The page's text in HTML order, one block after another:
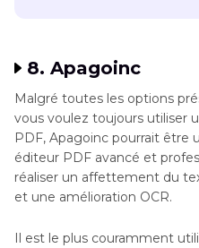
8. Apagoinc
Malgré toutes les options
vous voulez toujours utiliser
PDF, Apagoinc pourrait être
éditeur PDF avancé et
réaliser un affettement du
et une amélioration OCR.
Il est le plus couramment